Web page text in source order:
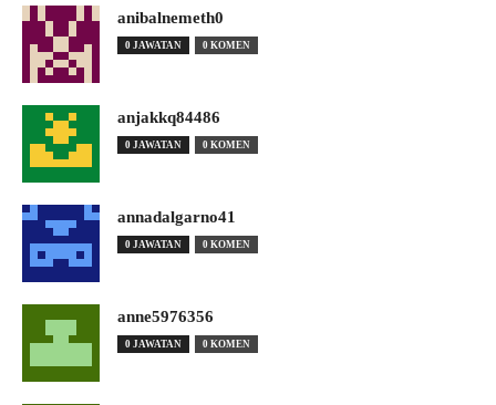
anibalnemeth0
0 JAWATAN 0 KOMEN
anjakkq84486
0 JAWATAN 0 KOMEN
annadalgarno41
0 JAWATAN 0 KOMEN
anne5976356
0 JAWATAN 0 KOMEN